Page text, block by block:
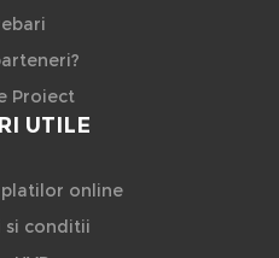
Proiect
UTILE
online
si conditii